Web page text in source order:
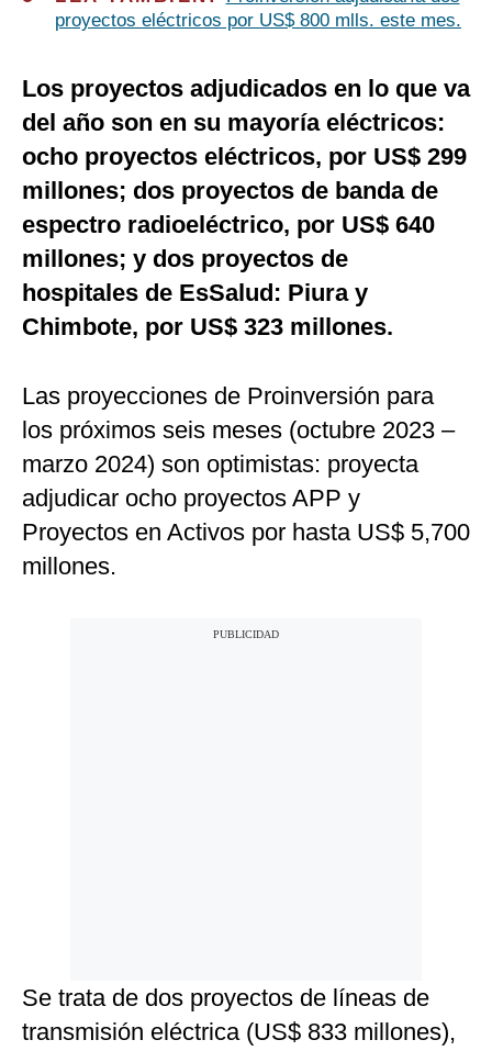
proyectos eléctricos por US$ 800 mlls. este mes.
Los proyectos adjudicados en lo que va
del año son en su mayoría eléctricos:
ocho proyectos eléctricos, por US$ 299
millones; dos proyectos de banda de
espectro radioeléctrico, por US$ 640
millones; y dos proyectos de
hospitales de EsSalud: Piura y
Chimbote, por US$ 323 millones.
Las proyecciones de Proinversión para
los próximos seis meses (octubre 2023 –
marzo 2024) son optimistas: proyecta
adjudicar ocho proyectos APP y
Proyectos en Activos por hasta US$ 5,700
millones.
Se trata de dos proyectos de líneas de
transmisión eléctrica (US$ 833 millones),